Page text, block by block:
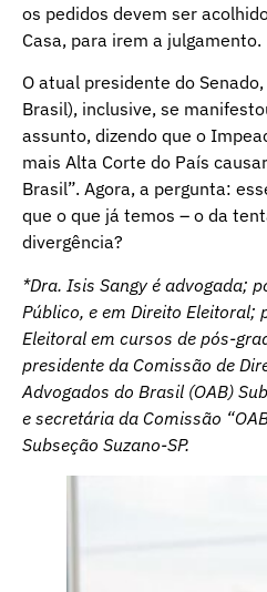
os pedidos devem ser
Casa, para irem a julgamento.
O atual presidente do
Brasil), inclusive, se
assunto, dizendo que o
mais Alta Corte do País
Brasil”. Agora, a pergunta:
que o que já temos – o da
divergência?
*Dra. Isis Sangy é advogada;
Público, e em Direito Eleitoral;
Eleitoral em cursos de pós-
presidente da Comissão de
Advogados do Brasil (OAB)
e secretária da Comissão
Subseção Suzano-SP.